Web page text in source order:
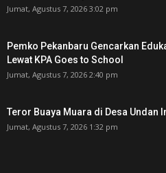
Jumat, Agustus 7, 2026 3:02 pm
Pemko Pekanbaru Gencarkan
Lewat KPA Goes to School
Jumat, Agustus 7, 2026 2:40 pm
Teror Buaya Muara di Desa Undan
Jumat, Agustus 7, 2026 1:32 pm